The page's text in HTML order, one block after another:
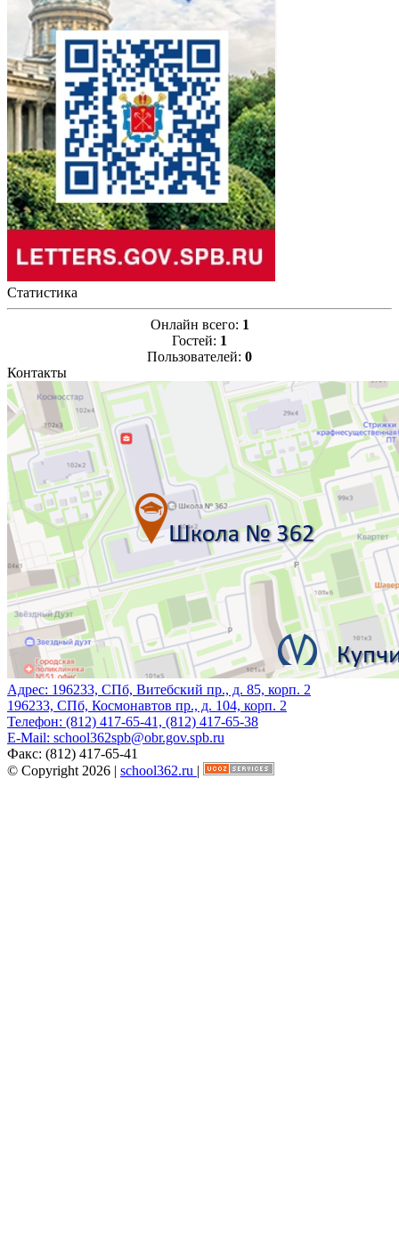
Статистика
Онлайн всего: 1
Гостей: 1
Пользователей: 0
Контакты
Адрес: 196233, СПб, Витебский пр., д. 85, корп. 2
196233, СПб, Космонавтов пр., д. 104, корп. 2
Телефон: (812) 417-65-41, (812) 417-65-38
E-Mail: school362spb@obr.gov.spb.ru
Факс: (812) 417-65-41
© Copyright 2026 | school362.ru |